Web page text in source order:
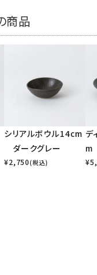
商品
シリアルボウル14cm
ダークグレー
¥2,750(税込)
デ
m
¥